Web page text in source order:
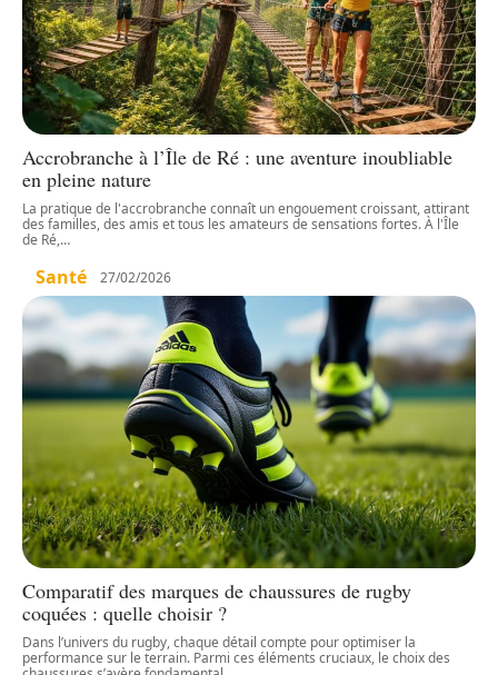
Accrobranche à l’Île de Ré : une aventure inoubliable
en pleine nature
La pratique de l'accrobranche connaît un engouement croissant, attirant
des familles, des amis et tous les amateurs de sensations fortes. À l'Île
de Ré,…
Santé 27/02/2026
Comparatif des marques de chaussures de rugby
coquées : quelle choisir ?
Dans l’univers du rugby, chaque détail compte pour optimiser la
performance sur le terrain. Parmi ces éléments cruciaux, le choix des